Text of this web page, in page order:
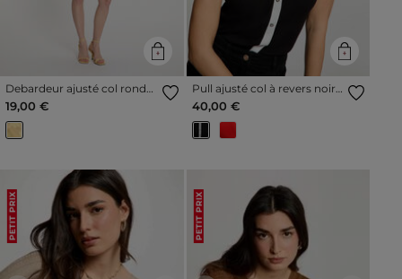
Debardeur ajusté col rond
jaune clair femme
19,00 €
Pull ajusté col à revers noir
40,00 €
PETIT PRIX PETIT PRIX